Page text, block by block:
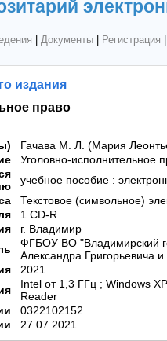
Документы| Регистрация
издания
право
Гачава М. Л. (Мария
Уголовно-исполнительное
учебное пособие :
Текстовое (символьное)
1 CD-R
г. Владимир
ФГБОУ ВО "Владимирский
Александра Григорьевича
2021
Intel от 1,3 ГГц ; Windows
Reader
0322102152
27.07.2021